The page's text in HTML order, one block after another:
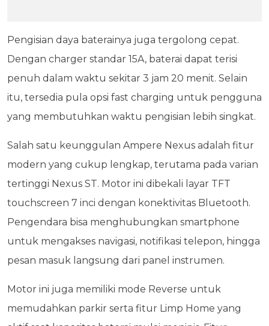
Pengisian daya baterainya juga tergolong cepat.
Dengan charger standar 15A, baterai dapat terisi
penuh dalam waktu sekitar 3 jam 20 menit. Selain
itu, tersedia pula opsi fast charging untuk pengguna
yang membutuhkan waktu pengisian lebih singkat.
Salah satu keunggulan Ampere Nexus adalah fitur
modern yang cukup lengkap, terutama pada varian
tertinggi Nexus ST. Motor ini dibekali layar TFT
touchscreen 7 inci dengan konektivitas Bluetooth.
Pengendara bisa menghubungkan smartphone
untuk mengakses navigasi, notifikasi telepon, hingga
pesan masuk langsung dari panel instrumen.
Motor ini juga memiliki mode Reverse untuk
memudahkan parkir serta fitur Limp Home yang